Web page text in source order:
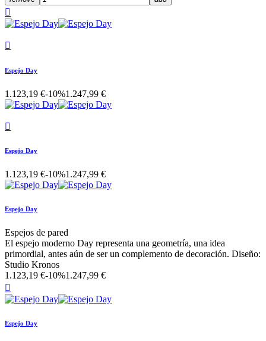


Espejo Day
1.123,19 €-10%1.247,99 €

Espejo Day
1.123,19 €-10%1.247,99 €
Espejo Day
Espejos de pared
El espejo moderno Day representa una geometría, una idea
primordial, antes aún de ser un complemento de decoración. Diseño:
Studio Kronos
1.123,19 €-10%1.247,99 €

Espejo Day